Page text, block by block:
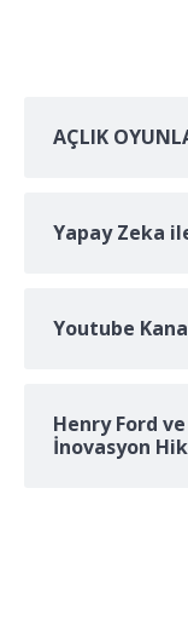
AÇLIK
Yapay Zeka
Youtube
Henry Ford
İnovasyon